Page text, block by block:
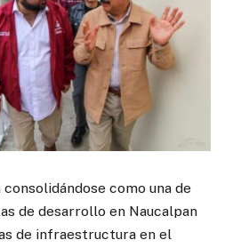
como una de
de desarrollo en Naucalpan
de infraestructura en el